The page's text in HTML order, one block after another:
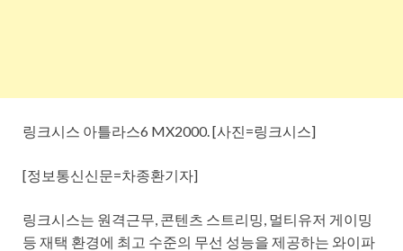
링크시스 아틀라스6 MX2000. [사진=링크시스]
[정보통신신문=차종환기자]
링크시스는 원격근무, 콘텐츠 스트리밍, 멀티유저 게이밍
등 재택 환경에 최고 수준의 무선 성능을 제공하는 와이파